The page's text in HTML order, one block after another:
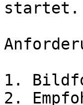
startet.
1.
2.